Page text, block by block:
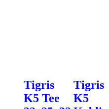
Tigris
K5 Tee
Tigris
K5